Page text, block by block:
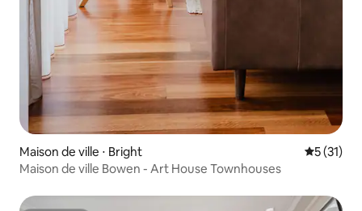
Maison de ville ⋅ Bright
5 (31)
Maison de ville Bowen - Art House Townhouses